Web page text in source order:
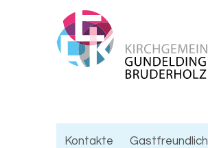
Kontakte Gastfreundlich